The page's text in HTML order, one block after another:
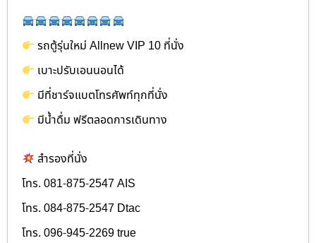
รถตู้รุ่นใหม่ Allnew VIP 10 ที่นั่ง
เบาะปรับเอนนอนได้
มีที่ชาร์จแบตโทรศัพท์ทุกที่นั่ง
มีน้ำดื่ม ฟรีตลอดการเดินทาง
สำรองที่นั่ง
โทร. 081-875-2547 AIS
โทร. 084-875-2547 Dtac
โทร. 096-945-2269 true